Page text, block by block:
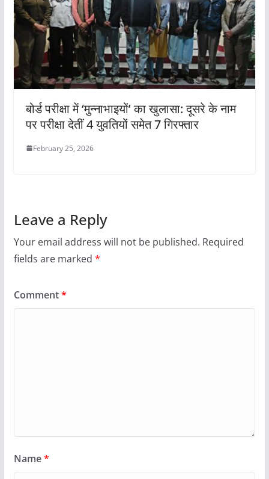
बोर्ड परीक्षा में ‘मुन्नाभाइयों’ का खुलासा: दूसरे के नाम
पर परीक्षा देतीं 4 युवतियों समेत 7 गिरफ्तार
February 25, 2026
Leave a Reply
Your email address will not be published. Required
fields are marked *
Comment*
Name*